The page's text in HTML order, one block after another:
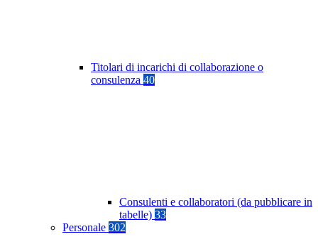
Titolari di incarichi di collaborazione o
consulenza 40
Consulenti e collaboratori (da pubblicare in
tabelle) 33
Personale 302